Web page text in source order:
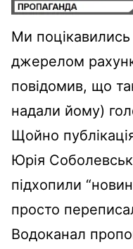
Ми
джерелом
повідомив, що
надали йому)
Щойно
Юрія
підхопили
просто
Водоканал